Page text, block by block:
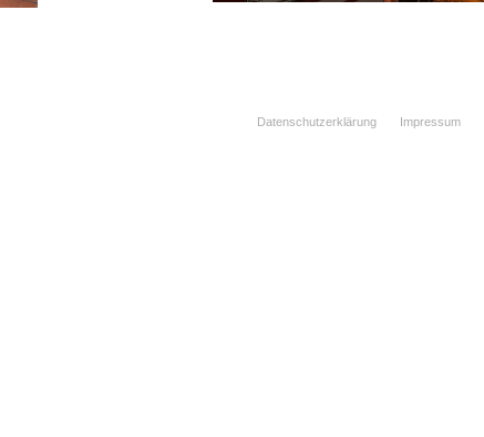
Datenschutzerklärung Impressum